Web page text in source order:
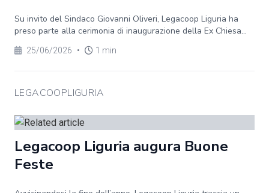
Su invito del Sindaco Giovanni Oliveri, Legacoop Liguria ha
preso parte alla cerimonia di inaugurazione della Ex Chiesa...
25/06/2026 • 1 min
LEGACOOPLIGURIA
Legacoop Liguria augura Buone
Feste